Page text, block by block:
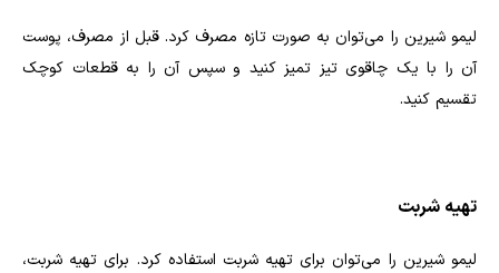
لیمو شیرین را می‌توان به صورت تازه مصرف کرد. قبل از مصرف، پوست
آن را با یک چاقوی تیز تمیز کنید و سپس آن را به قطعات کوچک
تقسیم کنید.
تهیه شربت
لیمو شیرین را می‌توان برای تهیه شربت استفاده کرد. برای تهیه شربت،